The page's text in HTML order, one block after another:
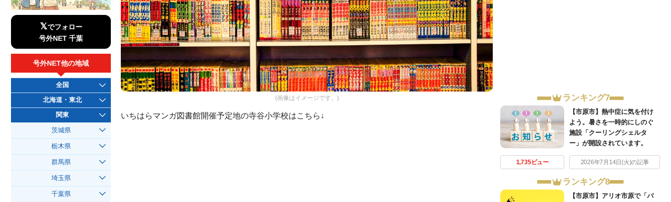
(画像はイメージです。)
いちはらマンガ図書館開催予定地の寺谷小学校はこちら↓
ランキング7
【市原市】熱中症に気を付け
よう。暑さを一時的にしのぐ
施設「クーリングシェルタ
ー」が開設されています。
1,735ビュー 2026年7月14日(火)の記事
ランキング8
【市原市】アリオ市原で「バ
𝕏でフォロー
号外NET 千葉
号外NET他の地域
全国
北海道・東北
関東
茨城県
栃木県
群馬県
埼玉県
千葉県